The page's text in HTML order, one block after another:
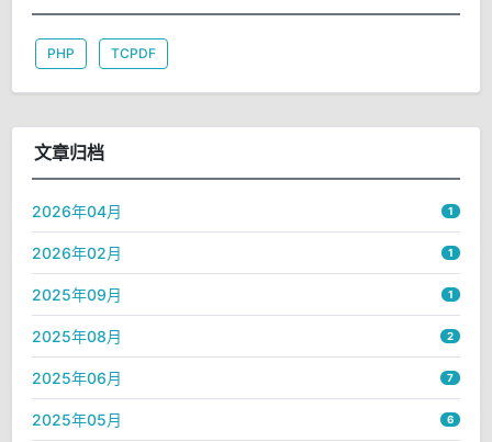
PHP TCPDF
文章归档
2026年04月 1
2026年02月 1
2025年09月 1
2025年08月 2
2025年06月 7
2025年05月 6